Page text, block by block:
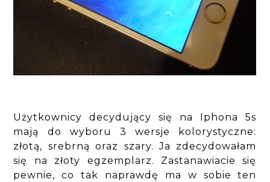
Użytkownicy decydujący się na Iphona 5s
mają do wyboru 3 wersje kolorystyczne:
złotą, srebrną oraz szary. Ja zdecydowałam
się na złoty egzemplarz. Zastanawiacie się
pewnie, co tak naprawdę ma w sobie ten